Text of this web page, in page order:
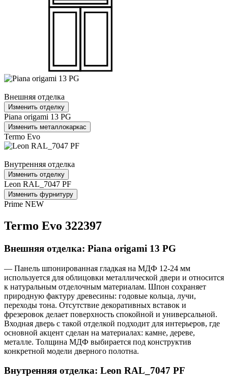
Внешняя отделка
Изменить отделку
Piana origami 13 PG
Изменить металлокаркас
Termo Evo
Внутренняя отделка
Изменить отделку
Leon RAL_7047 PF
Изменить фурнитуру
Prime NEW
Termo Evo 322397
Внешняя отделка: Piana origami 13 PG
— Панель шпонированная гладкая на МДФ 12-24 мм
используется для облицовки металлической двери и относится
к натуральным отделочным материалам. Шпон сохраняет
природную фактуру древесины: годовые кольца, лучи,
переходы тона. Отсутствие декоративных вставок и
фрезеровок делает поверхность спокойной и универсальной.
Входная дверь с такой отделкой подходит для интерьеров, где
основной акцент сделан на материалах: камне, дереве,
металле. Толщина МДФ выбирается под конструктив
конкретной модели дверного полотна.
Внутренняя отделка: Leon RAL_7047 PF